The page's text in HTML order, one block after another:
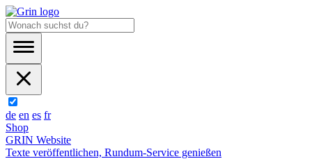
de en es fr
Shop
GRIN Website
Texte veröffentlichen, Rundum-Service genießen